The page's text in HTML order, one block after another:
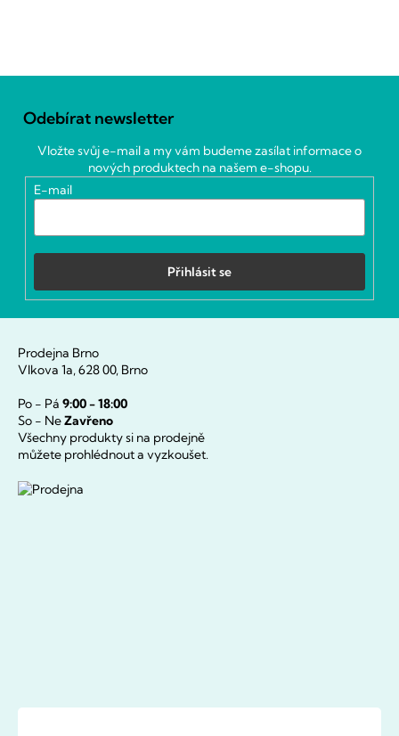
Odebírat newsletter
Vložte svůj e-mail a my vám budeme zasílat informace o
nových produktech na našem e-shopu.
E-mail
Přihlásit se
Prodejna Brno
Vlkova 1a, 628 00, Brno
Po - Pá 9:00 - 18:00
So - NeZavřeno
Všechny produkty si na prodejně
můžete prohlédnout a vyzkoušet.